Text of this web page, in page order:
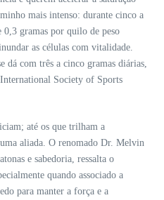
mais intenso: durante cinco a
0,3 gramas por quilo de peso
as células com vitalidade.
dá com três a cinco gramas diárias,
Society of Sports
até os que trilham a
aliada. O renomado Dr. Melvin
e sabedoria, ressalta o
quando associado a
para manter a força e a